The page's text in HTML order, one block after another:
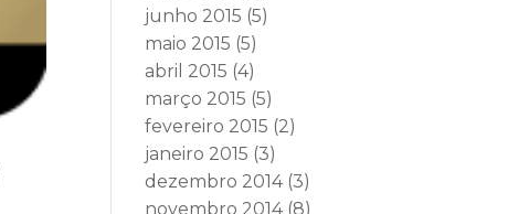
junho 2015 (5)
maio 2015 (5)
abril 2015 (4)
março 2015 (5)
fevereiro 2015 (2)
janeiro 2015 (3)
dezembro 2014(3)
novembro 2014(8)